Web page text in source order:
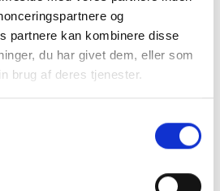
og
partnere kan kombinere disse
du har givet dem, eller som
brug af deres tjenester.
lige dit motiv:
1,5 mm
er varm hvid, hvilket
helt neutrale eller kølige s/h